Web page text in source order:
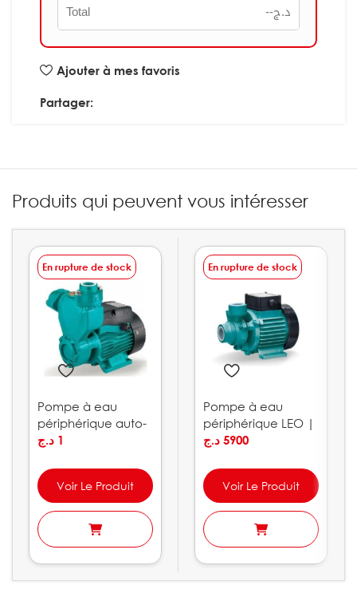
Total
--د.ج
Ajouter à mes favoris
Partager:
Produits qui peuvent vous intéresser
En rupture de stock
Pompe à eau
périphérique auto-
amorçante LEO |
1 د.ج
Voir Le Produit
En rupture de stock
Pompe à eau
périphérique LEO |
XKm5900 د.ج
Voir Le Produit